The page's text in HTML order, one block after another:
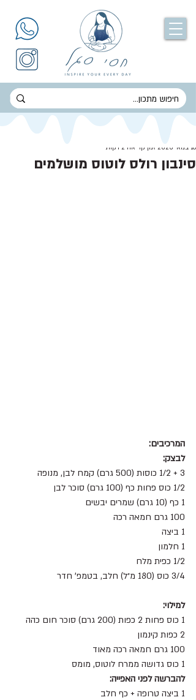
סינבון רולס לוטוס מושלמים
18 במאי 2023
זמן קריאה 2 דקות
המרכיבים:
לבצק:
3 + 1/2 כוסות (500 גרם) קמח לבן, מנופה
1/2 כוס פחות כף (100 גרם) סוכר לבן
1 כף (10 גרם) שמרים יבשים
100 גרם חמאה רכה
1 ביצה
1 חלמון
1/2 כפית מלח
3/4 כוס (180 מ״ל) חלב, בטמפ' חדר
למילוי:
1 כוס פחות 2 כפות (200 גרם) סוכר חום כהה
2 כפות קינמון
100 גרם חמאה רכה מאוד
1 כוס גדושה ממרח לוטוס, מומס
להברשה לפני האפייה:
1 ביצה טרופה + כף חלב